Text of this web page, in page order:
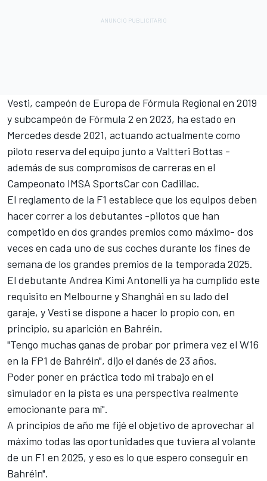
Vesti, campeón de Europa de Fórmula Regional en 2019
y subcampeón de Fórmula 2 en 2023, ha estado en
Mercedes desde 2021, actuando actualmente como
piloto reserva del equipo junto a Valtteri Bottas -
además de sus compromisos de carreras en el
Campeonato IMSA SportsCar con Cadillac.
El reglamento de la F1 establece que los equipos deben
hacer correr a los debutantes -pilotos que han
competido en dos grandes premios como máximo- dos
veces en cada uno de sus coches durante los fines de
semana de los grandes premios de la temporada 2025.
El debutante Andrea Kimi Antonelli ya ha cumplido este
requisito en Melbourne y Shanghái en su lado del
garaje, y Vesti se dispone a hacer lo propio con, en
principio, su aparición en Bahréin.
"Tengo muchas ganas de probar por primera vez el W16
en la FP1 de Bahréin", dijo el danés de 23 años.
Poder poner en práctica todo mi trabajo en el
simulador en la pista es una perspectiva realmente
emocionante para mí".
A principios de año me fijé el objetivo de aprovechar al
máximo todas las oportunidades que tuviera al volante
de un F1 en 2025, y eso es lo que espero conseguir en
Bahréin".